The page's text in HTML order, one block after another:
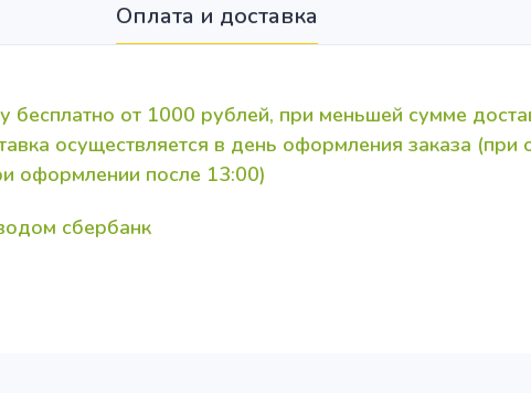
Оплата и доставка
бесплатно от 1000 рублей, при меньшей сумме
осуществляется в день оформления заказа
оформлении после 13:00)
сбербанк